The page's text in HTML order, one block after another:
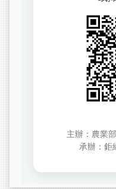
主辦：農業
承辦：鉅